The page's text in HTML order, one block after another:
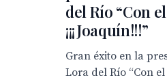
del Río “Con
¡¡¡Joaquín!!!”
Gran éxito en la
Lora del Río “Con